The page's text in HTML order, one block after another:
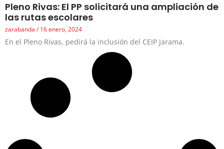
Pleno Rivas: El PP solicitará una ampliación de
las rutas escolares
zarabanda 16 enero, 2024
En el Pleno Rivas, pedirá la inclusión del CEIP Jarama.